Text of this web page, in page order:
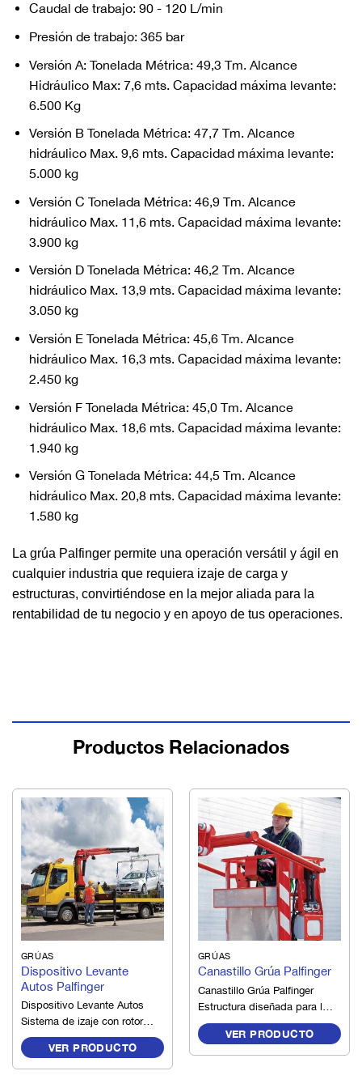
Caudal de trabajo: 90 - 120 L/min
Presión de trabajo: 365 bar
Versión A: Tonelada Métrica: 49,3 Tm. Alcance
Hidráulico Max: 7,6 mts. Capacidad máxima levante:
6.500 Kg
Versión B Tonelada Métrica: 47,7 Tm. Alcance
hidráulico Max. 9,6 mts. Capacidad máxima levante:
5.000 kg
Versión C Tonelada Métrica: 46,9 Tm. Alcance
hidráulico Max. 11,6 mts. Capacidad máxima levante:
3.900 kg
Versión D Tonelada Métrica: 46,2 Tm. Alcance
hidráulico Max. 13,9 mts. Capacidad máxima levante:
3.050 kg
Versión E Tonelada Métrica: 45,6 Tm. Alcance
hidráulico Max. 16,3 mts. Capacidad máxima levante:
2.450 kg
Versión F Tonelada Métrica: 45,0 Tm. Alcance
hidráulico Max. 18,6 mts. Capacidad máxima levante:
1.940 kg
Versión G Tonelada Métrica: 44,5 Tm. Alcance
hidráulico Max. 20,8 mts. Capacidad máxima levante:
1.580 kg
La grúa Palfinger permite una operación versátil y ágil en
cualquier industria que requiera izaje de carga y
estructuras, convirtiéndose en la mejor aliada para la
rentabilidad de tu negocio y en apoyo de tus operaciones.
Productos Relacionados
GRÚAS
Dispositivo Levante
Autos Palfinger
Dispositivo Levante Autos
Sistema de izaje con rotor
con capacidad máxima de
levante de 3,5 toneladas.
Balance del centro de
VER PRODUCTO
GRÚAS
Canastillo Grúa Palfinger
Canastillo Grúa Palfinger
Estructura diseñada para la
operación manual en altura,
con espacios y dimensiones
adecuados para el
VER PRODUCTO